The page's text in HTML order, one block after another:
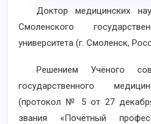
Доктор медицинских
Смоленского
университета (г. Смоленск,
Решением Учёного
государственного
(протокол № 5 от 27
звания «Почётный